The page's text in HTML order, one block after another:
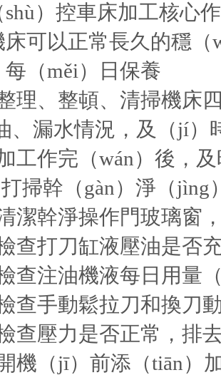
）控車床加工核心作
床可以正常長久的穩
měi）日保養
、整頓、清掃機床四
、漏水情況，及（jí
作完（wán）後，及
掃幹（gàn）淨（jìng
幹淨操作門玻璃窗，
打刀缸液壓油是否充
注油機液每日用量（
手動鬆拉刀和換刀動
壓力是否正常，排去
（jī）前添（tiān）加